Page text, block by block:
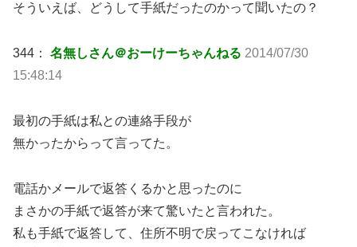
そういえば、どうして手紙だったのかって聞いたの？
344： 名無しさん＠おーけーちゃんねる 2014/07/30
15:48:14
最初の手紙は私との連絡手段が
無かったからって言ってた。
電話かメールで返答くるかと思ったのに
まさかの手紙で返答が来て驚いたと言われた。
私も手紙で返答して、住所不明で戻ってこなければ